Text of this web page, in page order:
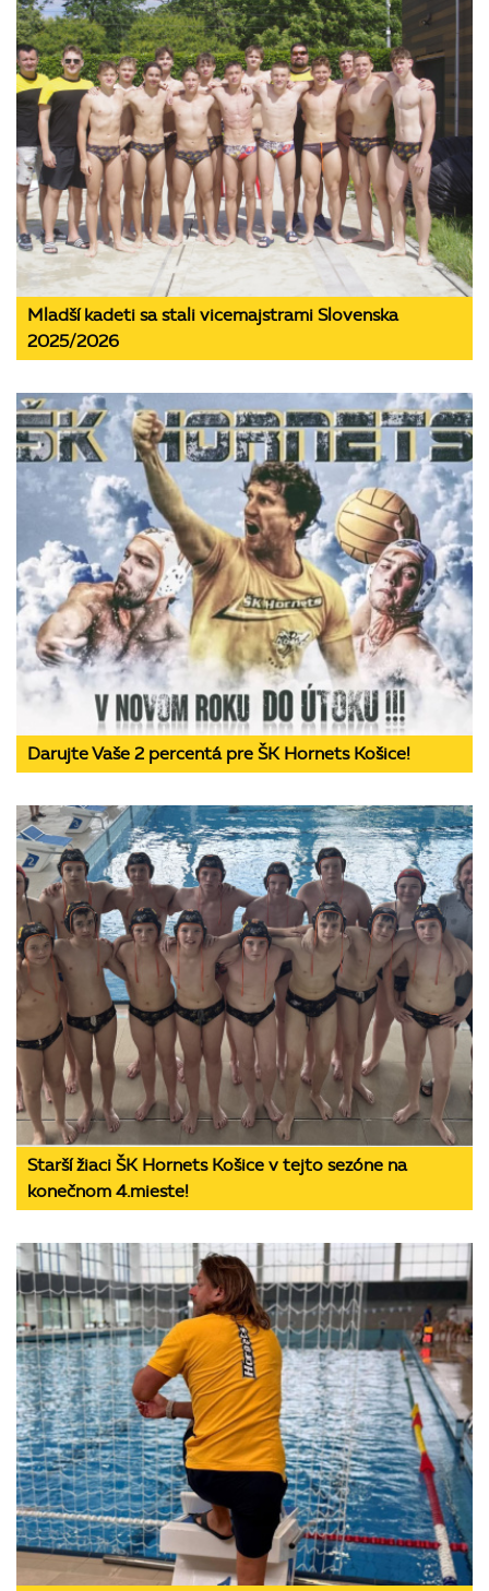
Mladší kadeti sa stali vicemajstrami Slovenska
2025/2026
Darujte Vaše 2 percentá pre ŠK Hornets Košice!
Starší žiaci ŠK Hornets Košice v tejto sezóne na
konečnom 4.mieste!